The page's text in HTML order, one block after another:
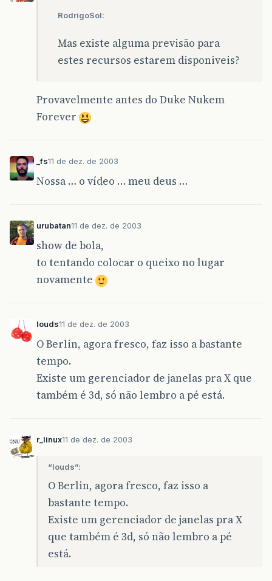
RodrigoSol:
Mas existe alguma previsão para
estes recursos estarem disponiveis?
Provavelmente antes do Duke Nukem
Forever
_fs11 de dez. de 2003
Nossa … o vídeo … meu deus …
urubatan11 de dez. de 2003
show de bola,
to tentando colocar o queixo no lugar
novamente
louds11 de dez. de 2003
O Berlin, agora fresco, faz isso a bastante
tempo.
Existe um gerenciador de janelas pra X que
também é 3d, só não lembro a pé está.
r_linux11 de dez. de 2003
“louds”:
O Berlin, agora fresco, faz isso a
bastante tempo.
Existe um gerenciador de janelas pra X
que também é 3d, só não lembro a pé
está.